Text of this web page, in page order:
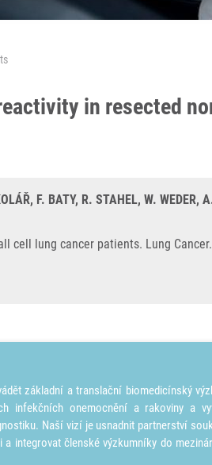
in resected
F. BATY, R. STAHEL, W. WEDER,
lung cancer patients. Lung Cancer.
základní a translační biomedicínský
infekčních onemocnění a rakoviny a
Naší vizí je usnadnit partnerství
a integrovat členské výzkumníky do